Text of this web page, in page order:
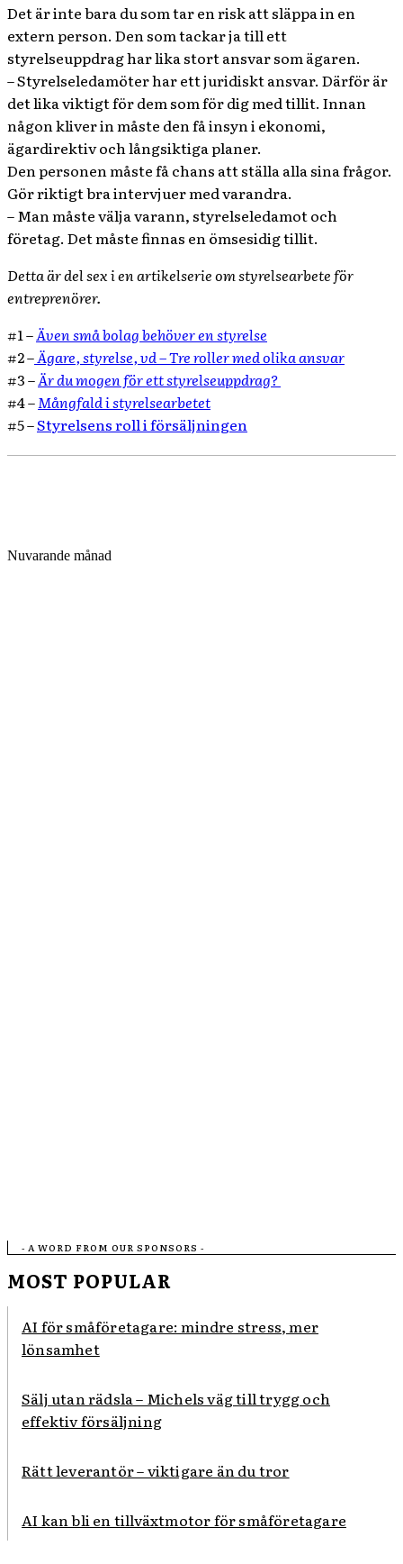
Det är inte bara du som tar en risk att släppa in en
extern person. Den som tackar ja till ett
styrelseuppdrag har lika stort ansvar som ägaren.
– Styrelseledamöter har ett juridiskt ansvar. Därför är
det lika viktigt för dem som för dig med tillit. Innan
någon kliver in måste den få insyn i ekonomi,
ägardirektiv och långsiktiga planer.
Den personen måste få chans att ställa alla sina frågor.
Gör riktigt bra intervjuer med varandra.
– Man måste välja varann, styrelseledamot och
företag. Det måste finnas en ömsesidig tillit.
Detta är del sex i en artikelserie om styrelsearbete för
entreprenörer.
#1 –Även små bolag behöver en styrelse
#2 –Ägare, styrelse, vd – Tre roller med olika ansvar
#3 –Är du mogen för ett styrelseuppdrag?
#4 –Mångfald i styrelsearbetet
#5 –Styrelsens roll i försäljningen
Nuvarande månad
- A WORD FROM OUR SPONSORS -
MOST POPULAR
AI för småföretagare: mindre stress, mer
lönsamhet
Sälj utan rädsla – Michels väg till trygg och
effektiv försäljning
Rätt leverantör – viktigare än du tror
AI kan bli en tillväxtmotor för småföretagare